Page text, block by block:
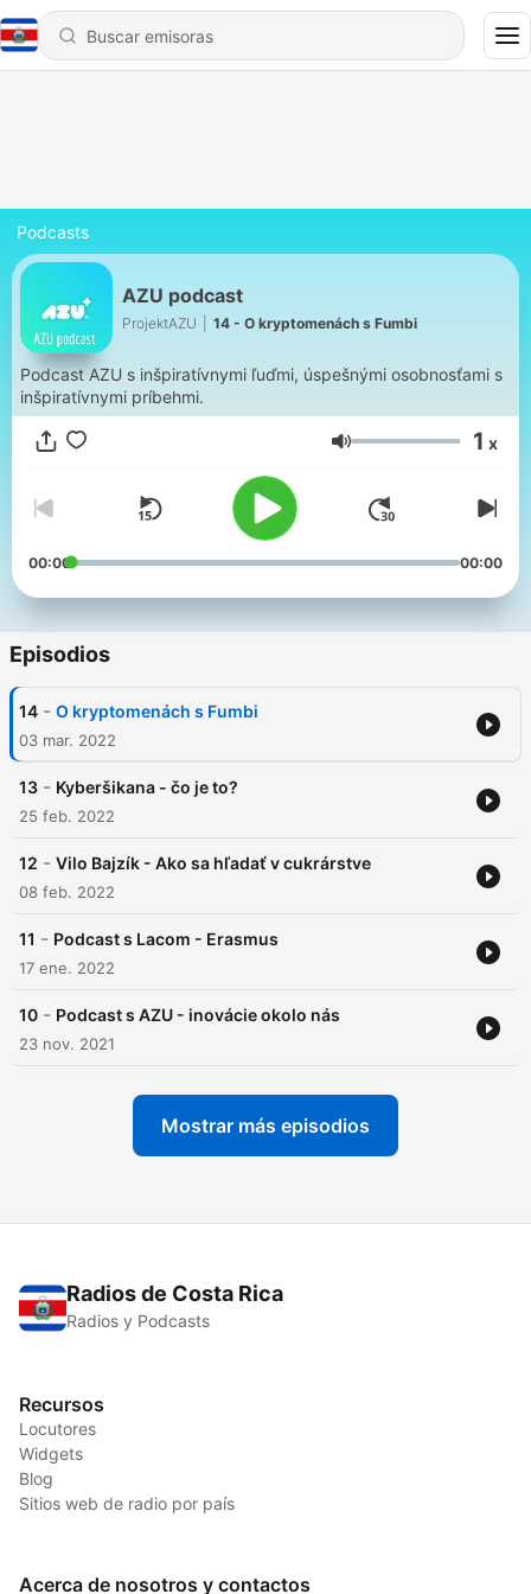
Podcasts
AZU podcast
ProjektAZU 14 - O kryptomenách s Fumbi
Podcast AZU s inšpiratívnymi ľuďmi, úspešnými osobnosťami s
inšpiratívnymi príbehmi.
Volumen 1 x
00:00 00:00
Episodios
14 - O kryptomenách s Fumbi
03 mar. 2022
13 - Kyberšikana - čo je to?
25 feb. 2022
12 - Vilo Bajzík - Ako sa hľadať v cukrárstve
08 feb. 2022
11 - Podcast s Lacom - Erasmus
17 ene. 2022
10 - Podcast s AZU - inovácie okolo nás
23 nov. 2021
Mostrar más episodios
Radios de Costa Rica
Radios y Podcasts
Recursos
Locutores
Widgets
Blog
Sitios web de radio por país
Acerca de nosotros y contactos